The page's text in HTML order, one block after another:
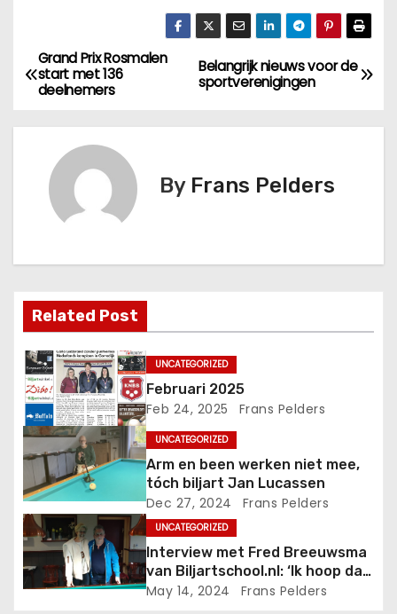
Belangrijk nieuws voor de
sportverenigingen
Grand Prix Rosmalen
start met 136
deelnemers
By Frans Pelders
Related Post
UNCATEGORIZED
Februari 2025
Feb 24, 2025 Frans Pelders
UNCATEGORIZED
Arm en been werken niet mee,
tóch biljart Jan Lucassen
Dec 27, 2024 Frans Pelders
UNCATEGORIZED
Interview met Fred Breeuwsma
van Biljartschool.nl: ‘Ik hoop dat
iemand het wil voortzetten’
May 14, 2024 Frans Pelders